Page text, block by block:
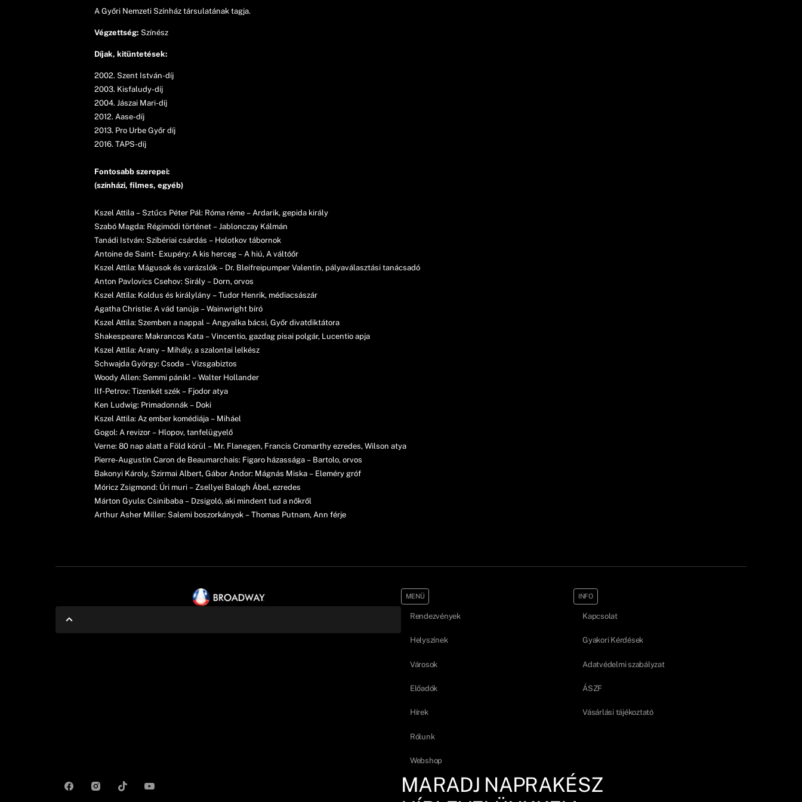
A Győri Nemzeti Színház társulatának tagja.
Végzettség: Színész
Díjak, kitüntetések:
2002. Szent István-díj
2003. Kisfaludy-díj
2004. Jászai Mari-díj
2012. Aase-díj
2013. Pro Urbe Győr díj
2016. TAPS-díj
Fontosabb szerepei:
(színházi, filmes, egyéb)
Kszel Attila – Sztűcs Péter Pál: Róma réme – Ardarik, gepida király
Szabó Magda: Régimódi történet – Jablonczay Kálmán
Tanádi István: Szibériai csárdás – Holotkov tábornok
Antoine de Saint- Exupéry: A kis herceg – A hiú, A váltóőr
Kszel Attila: Mágusok és varázslók – Dr. Bleifreipumper Valentin, pályaválasztási tanácsadó
Anton Pavlovics Csehov: Sirály – Dorn, orvos
Kszel Attila: Koldus és királylány – Tudor Henrik, médiacsászár
Agatha Christie: A vád tanúja – Wainwright bíró
Kszel Attila: Szemben a nappal – Angyalka bácsi, Győr divatdiktátora
Shakespeare: Makrancos Kata – Vincentio, gazdag pisai polgár, Lucentio apja
Kszel Attila: Arany – Mihály, a szalontai lelkész
Schwajda György: Csoda – Vizsgabiztos
Woody Allen: Semmi pánik! – Walter Hollander
Ilf-Petrov: Tizenkét szék – Fjodor atya
Ken Ludwig: Primadonnák – Doki
Kszel Attila: Az ember komédiája – Miháel
Gogol: A revizor – Hlopov, tanfelügyelő
Verne: 80 nap alatt a Föld körül – Mr. Flanegen, Francis Cromarthy ezredes, Wilson atya
Pierre-Augustin Caron de Beaumarchais: Figaro házassága – Bartolo, orvos
Bakonyi Károly, Szirmai Albert, Gábor Andor: Mágnás Miska – Eleméry gróf
Móricz Zsigmond: Úri muri – Zsellyei Balogh Ábel, ezredes
Márton Gyula: Csinibaba – Dzsigoló, aki mindent tud a nőkről
Arthur Asher Miller: Salemi boszorkányok – Thomas Putnam, Ann férje
MENÜ
Rendezvények
Helyszínek
Városok
Előadók
Hírek
Rólunk
Webshop
INFO
Kapcsolat
Gyakori Kérdések
Adatvédelmi szabályzat
ÁSZF
Vásárlási tájékoztató
MARADJ NAPRAKÉSZ